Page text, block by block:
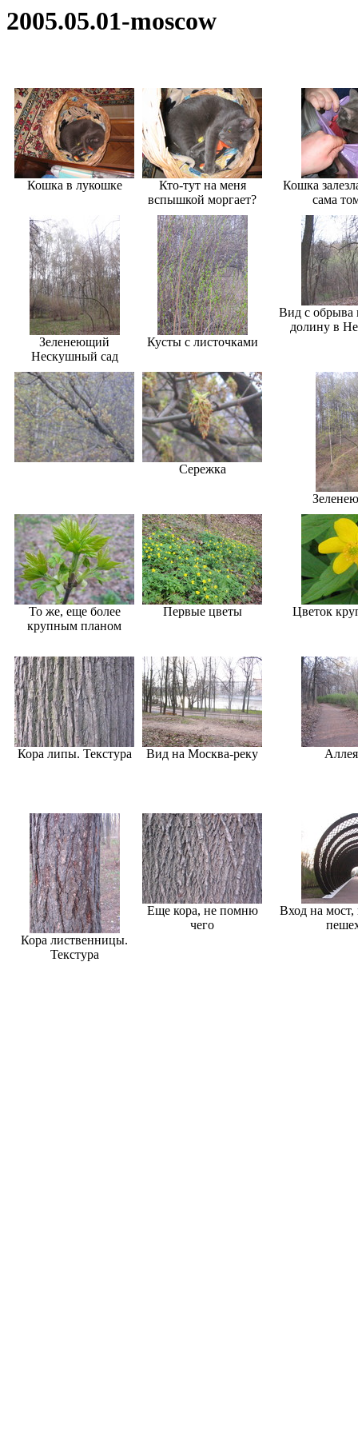
2005.05.01-moscow
Кошка в лукошке
Кто-тут на меня
вспышкой моргает?
Кошка
сама
Зеленеющий
Нескушный сад
Кусты с листочками
Вид с обрыва
долину в
Сережка
То же, еще более
крупным планом
Первые цветы Цветок
Кора липы. Текстура Вид на Москва-реку
Кора лиственницы.
Текстура
Еще кора, не помню
чего
Вход на мост,